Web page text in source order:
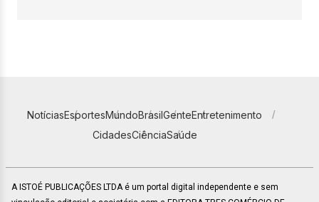
NotíciasEsportesMundoBrasilGenteEntretenimento
CidadesCiênciaSaúde
A ISTOÉ PUBLICAÇÕES LTDA é um portal digital independente e sem